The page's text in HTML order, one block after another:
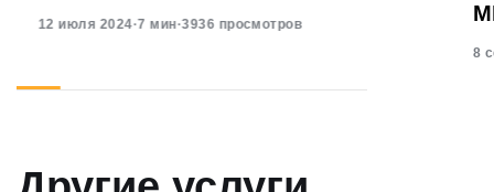
12 июля 2024·7 мин·3936 просмотров
8